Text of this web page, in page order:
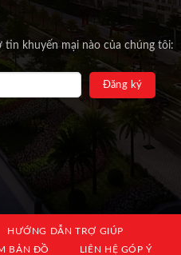
tin khuyến mại nào của chúng tôi:
HƯỚNG DẪN TRỢ GIÚP
BẢN ĐỒ LIÊN HỆ GÓP Ý